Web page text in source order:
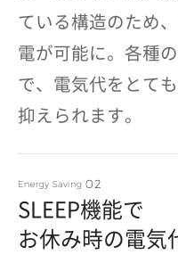
ている構造のため
電が可能に。各種
で、電気代をとて
抑えられます。
SLEEP機能で
お休み時の電気